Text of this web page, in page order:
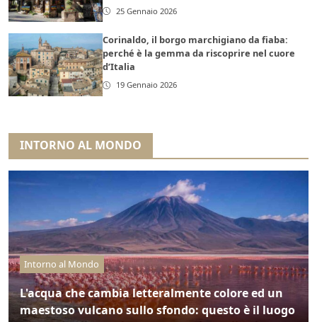
25 Gennaio 2026
Corinaldo, il borgo marchigiano da fiaba:
perché è la gemma da riscoprire nel cuore
d’Italia
19 Gennaio 2026
INTORNO AL MONDO
Intorno al Mondo
L'acqua che cambia letteralmente colore ed un
maestoso vulcano sullo sfondo: questo è il luogo